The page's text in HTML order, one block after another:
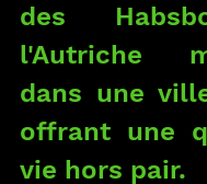
des
l'Autriche
dans une
offrant une
vie hors pair.